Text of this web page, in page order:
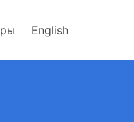
English